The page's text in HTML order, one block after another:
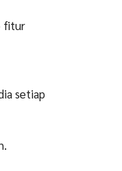
fitur
setiap